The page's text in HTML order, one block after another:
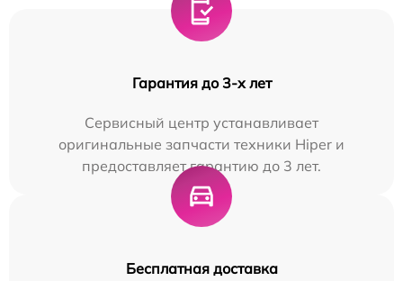
Гарантия до 3-х лет
Сервисный центр устанавливает
оригинальные запчасти техники Hiper и
предоставляет гарантию до 3 лет.
Бесплатная доставка